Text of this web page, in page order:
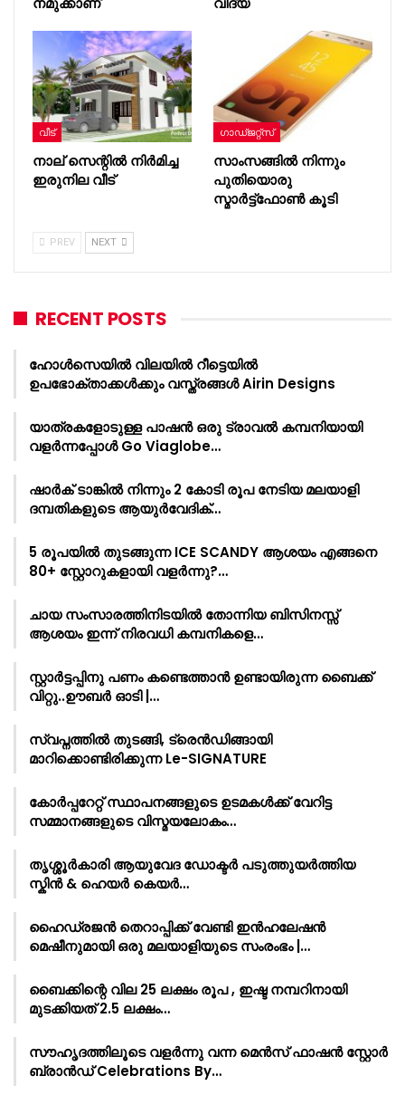
വീട്
നാല് സെന്റിൽ നിർമിച്ച
ഇരുനില വീട്
ഗാഡ്ജറ്റ്സ്
സാംസങ്ങില്‍ നിന്നും
പുതിയൊരു
സ്മാര്‍ട്ട്‌ഫോണ്‍ കൂടി
PREV NEXT
RECENT POSTS
ഹോൾസെയിൽ വിലയിൽ റീട്ടെയിൽ
ഉപഭോക്താക്കൾക്കും വസ്ത്രങ്ങൾ Airin Designs
യാത്രകളോടുള്ള പാഷൻ ഒരു ട്രാവൽ കമ്പനിയായി
വളർന്നപ്പോൾ Go Viaglobe…
ഷാർക്‌ ടാങ്കിൽ നിന്നും 2 കോടി രൂപ നേടിയ മലയാളി
ദമ്പതികളുടെ ആയുർവേദിക്…
5 രൂപയിൽ തുടങ്ങുന്ന ICE SCANDY ആശയം എങ്ങനെ
80+ സ്റ്റോറുകളായി വളർന്നു?…
ചായ സംസാരത്തിനിടയിൽ തോന്നിയ ബിസിനസ്സ്
ആശയം ഇന്ന് നിരവധി കമ്പനികളെ…
സ്റ്റാർട്ടപ്പിനു പണം കണ്ടെത്താൻ ഉണ്ടായിരുന്ന ബൈക്ക്
വിറ്റു..ഊബർ ഓടി |…
സ്വപ്നത്തിൽ തുടങ്ങി, ട്രെൻഡിങ്ങായി
മാറിക്കൊണ്ടിരിക്കുന്ന Le-SIGNATURE
കോർപ്പറേറ്റ് സ്ഥാപനങ്ങളുടെ ഉടമകൾക്ക് വേറിട്ട
സമ്മാനങ്ങളുടെ വിസ്മയലോകം…
തൃശ്ശൂർകാരി ആയുവേദ ഡോക്ടർ പടുത്തുയർത്തിയ
സ്കിൻ & ഹെയർ കെയർ…
ഹൈഡ്രജൻ തെറാപ്പിക്ക് വേണ്ടി ഇൻഹലേഷൻ
മെഷീനുമായി ഒരു മലയാളിയുടെ സംരംഭം |…
ബൈക്കിന്റെ വില 25 ലക്ഷം രൂപ , ഇഷ്ട നമ്പറിനായി
മുടക്കിയത് 2.5 ലക്ഷം…
സൗഹൃദത്തിലൂടെ വളർന്നു വന്ന മെൻസ് ഫാഷൻ സ്റ്റോർ
ബ്രാൻഡ് Celebrations By…